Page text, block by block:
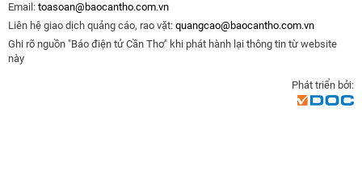
Email: toasoan@baocantho.com.vn
Liên hệ giao dịch quảng cáo, rao vặt: quangcao@baocantho.com.vn
Ghi rõ nguồn "Báo điện tử Cần Thơ" khi phát hành lại thông tin từ website
này
Phát triển bởi: